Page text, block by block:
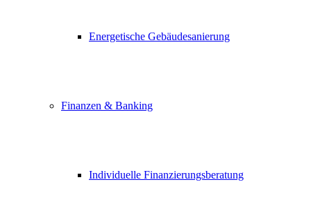
Energetische Gebäudesanierung
Finanzen & Banking
Individuelle Finanzierungsberatung